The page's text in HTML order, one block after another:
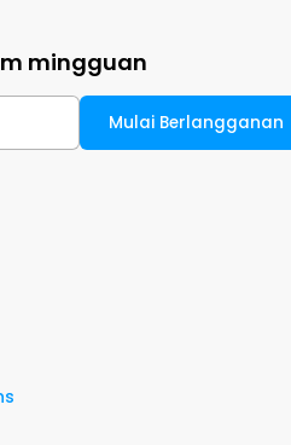
mingguan
Mulai Berlangganan